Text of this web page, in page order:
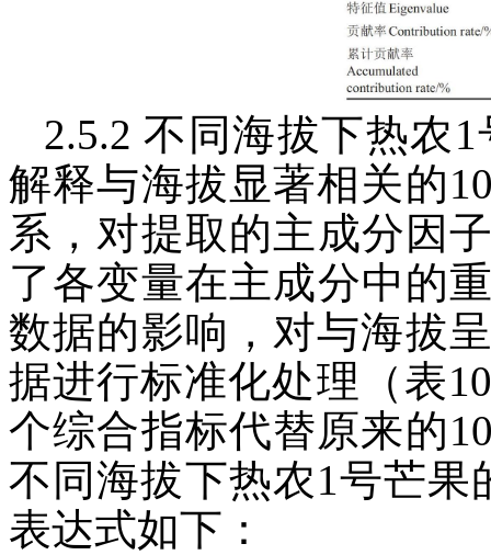
2.5.2 不同海拔下热农
解释与海拔显著相关的
系，对提取的主成分因
了各变量在主成分中的
数据的影响，对与海拔
据进行标准化处理（表
个综合指标代替原来的
不同海拔下热农1号芒
表达式如下：